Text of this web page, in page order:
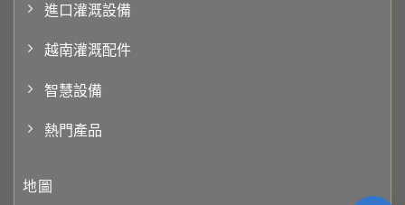
進口灌溉設備
越南灌溉配件
智慧設備
熱門產品
地圖